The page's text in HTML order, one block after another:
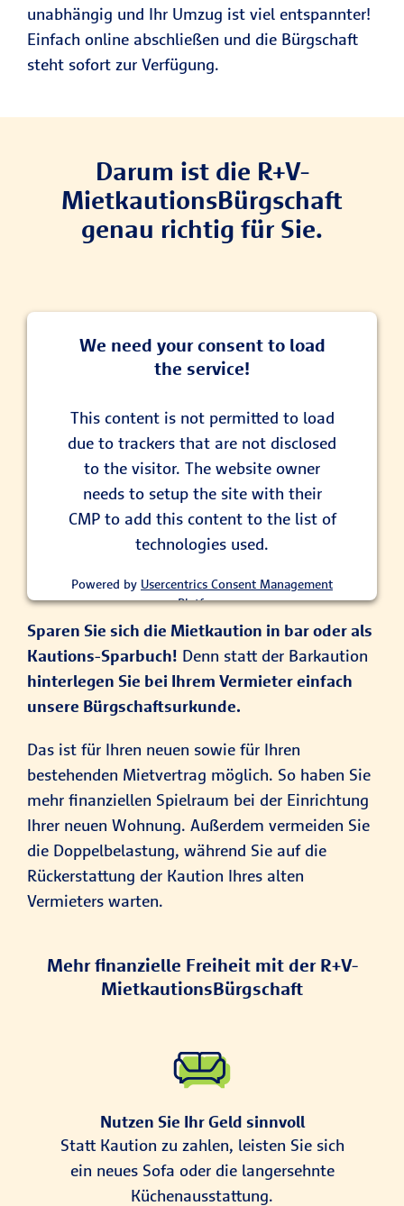
unabhängig und Ihr Umzug ist viel entspannter!
Einfach online abschließen und die Bürgschaft
steht sofort zur Verfügung.
Darum ist die R+V-
MietkautionsBürgschaft
genau richtig für Sie.
We need your consent to load
the service!
This content is not permitted to load
due to trackers that are not disclosed
to the visitor. The website owner
needs to setup the site with their
CMP to add this content to the list of
technologies used.
Powered by Usercentrics Consent Management
Platform
Sparen Sie sich die Mietkaution in bar oder als
Kautions-Sparbuch! Denn statt der Barkaution
hinterlegen Sie bei Ihrem Vermieter einfach
unsere Bürgschaftsurkunde.
Das ist für Ihren neuen sowie für Ihren
bestehenden Mietvertrag möglich. So haben Sie
mehr finanziellen Spielraum bei der Einrichtung
Ihrer neuen Wohnung. Außerdem vermeiden Sie
die Doppelbelastung, während Sie auf die
Rückerstattung der Kaution Ihres alten
Vermieters warten.
Mehr finanzielle Freiheit mit der R+V-
MietkautionsBürgschaft
Nutzen Sie Ihr Geld sinnvoll
Statt Kaution zu zahlen, leisten Sie sich
ein neues Sofa oder die langersehnte
Küchenausstattung.